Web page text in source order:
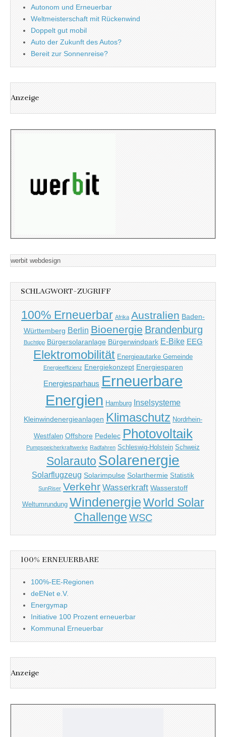
Autonom und Erneuerbar
Weltmeisterschaft mit Rückenwind
Doppelt gut mobil
Auto der Zukunft des Autos?
Bereit zur Sonnenreise?
Anzeige
werbit webdesign
SCHLAGWORT-ZUGRIFF
100% Erneuerbar Afrika Australien Baden-
Württemberg Berlin Bioenergie Brandenburg
Buchtipp Bürgersolaranlage Bürgerwindpark E-Bike EEG
Elektromobilität Energieautarke Gemeinde
Energieeffizienz Energiekonzept Energiesparen
Energiesparhaus Erneuerbare
Energien Hamburg Inselsysteme
Kleinwindenergieanlagen Klimaschutz Nordrhein-
Westfalen Offshore Pedelec Photovoltaik
Pumpspeicherkraftwerke Radfahren Schleswig-Holstein Schweiz
Solarauto Solarenergie
Solarflugzeug Solarimpulse Solarthermie Statistik
SunRiser Verkehr Wasserkraft Wasserstoff
Weltumrundung Windenergie World Solar
Challenge WSC
100% ERNEUERBARE
100%-EE-Regionen
deENet e.V.
Energymap
Initiative 100 Prozent erneuerbar
Kommunal Erneuerbar
Anzeige